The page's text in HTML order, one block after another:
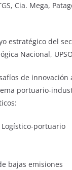
Cia. Mega,
estratégico del
Nacional,
de
portuario-
portuario
bajas emisiones